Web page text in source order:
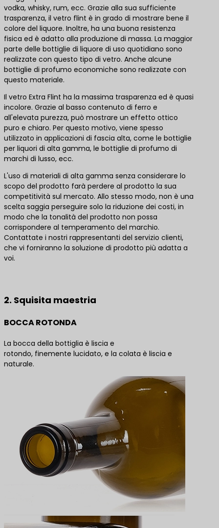
vodka, whisky, rum, ecc. Grazie alla sua sufficiente
trasparenza, il vetro flint è in grado di mostrare bene il
colore del liquore. Inoltre, ha una buona resistenza
fisica ed è adatto alla produzione di massa. La maggior
parte delle bottiglie di liquore di uso quotidiano sono
realizzate con questo tipo di vetro. Anche alcune
bottiglie di profumo economiche sono realizzate con
questo materiale.
Il vetro Extra Flint ha la massima trasparenza ed è quasi
incolore. Grazie al basso contenuto di ferro e
all'elevata purezza, può mostrare un effetto ottico
puro e chiaro. Per questo motivo, viene spesso
utilizzato in applicazioni di fascia alta, come le bottiglie
per liquori di alta gamma, le bottiglie di profumo di
marchi di lusso, ecc.
L'uso di materiali di alta gamma senza considerare lo
scopo del prodotto farà perdere al prodotto la sua
competitività sul mercato. Allo stesso modo, non è una
scelta saggia perseguire solo la riduzione dei costi, in
modo che la tonalità del prodotto non possa
corrispondere al temperamento del marchio.
Contattate i nostri rappresentanti del servizio clienti,
che vi forniranno la soluzione di prodotto più adatta a
voi.
2. Squisita maestria
BOCCA ROTONDA
La bocca della bottiglia è liscia e
rotondo, finemente lucidato, e la colata è liscia e
naturale.